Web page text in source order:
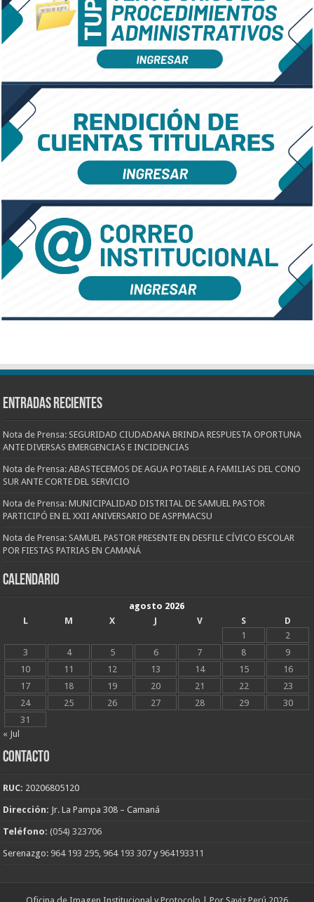
Entradas recientes
Nota de Prensa: SEGURIDAD CIUDADANA BRINDA RESPUESTA OPORTUNA
ANTE DIVERSAS EMERGENCIAS E INCIDENCIAS
Nota de Prensa: ABASTECEMOS DE AGUA POTABLE A FAMILIAS DEL CONO
SUR ANTE CORTE DEL SERVICIO
Nota de Prensa: MUNICIPALIDAD DISTRITAL DE SAMUEL PASTOR
PARTICIPÓ EN EL XXII ANIVERSARIO DE ASPPMACSU
Nota de Prensa: SAMUEL PASTOR PRESENTE EN DESFILE CÍVICO ESCOLAR
POR FIESTAS PATRIAS EN CAMANÁ
CALENDARIO
agosto 2026
L
M X J V S
D
1
2
3
4 5 6 7 8
9
10
11 12 13 14 15
16
17
18 19 20 21 22
23
24
25 26 27 28 29
30
31
« Jul
CONTACTO
RUC: 20206805120
Dirección: Jr. La Pampa 308 – Camaná
Teléfono: (054) 323706
Serenazgo: 964 193 295, 964 193 307 y 964193311